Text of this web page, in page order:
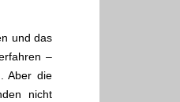
und das
–
Aber die
nicht